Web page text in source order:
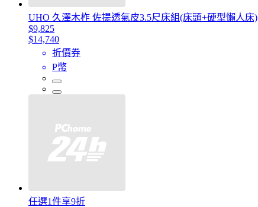
UHO 久澤木柞 佐提透氣皮3.5尺床組(床頭+硬型懶人床)
$9,825
$14,740
折價券
P幣
任選1件享9折